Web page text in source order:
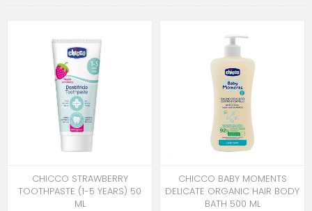
CHICCO STRAWBERRY
TOOTHPASTE (1-5 YEARS) 50
ML
CHICCO BABY MOMENTS
DELICATE ORGANIC HAIR BODY
BATH 500 ML